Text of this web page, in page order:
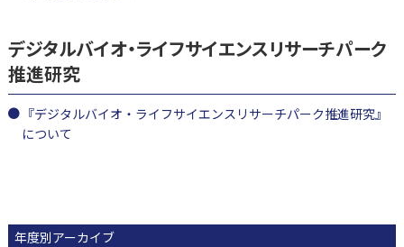
デジタルバイオ・ライフサイエンスリサーチパーク
推進研究
『デジタルバイオ・ライフサイエンスリサーチパーク推進研究』
について
年度別アーカイブ